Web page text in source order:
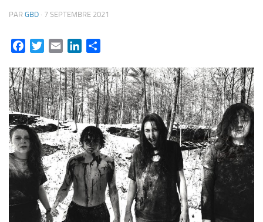
PAR GBD · 7 SEPTEMBRE 2021
FacebookTwitterEmail LinkedIn